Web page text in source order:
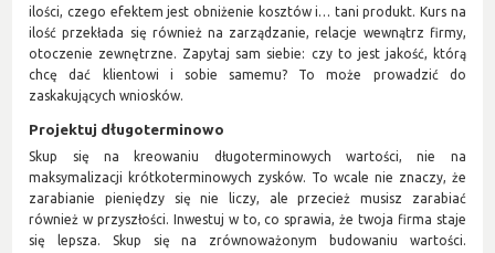
ilości, czego efektem jest obniżenie kosztów i… tani produkt. Kurs na
ilość przekłada się również na zarządzanie, relacje wewnątrz firmy,
otoczenie zewnętrzne. Zapytaj sam siebie: czy to jest jakość, którą
chcę dać klientowi i sobie samemu? To może prowadzić do
zaskakujących wniosków.
Projektuj długoterminowo
Skup się na kreowaniu długoterminowych wartości, nie na
maksymalizacji krótkoterminowych zysków. To wcale nie znaczy, że
zarabianie pieniędzy się nie liczy, ale przecież musisz zarabiać
również w przyszłości. Inwestuj w to, co sprawia, że twoja firma staje
się lepsza. Skup się na zrównoważonym budowaniu wartości.